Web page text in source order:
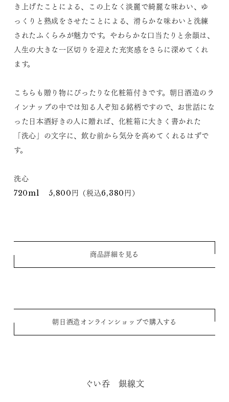
き上げたことによる、この上なく淡麗で綺麗な味わい、ゆ
っくりと熟成をさせたことによる、滑らかな味わいと洗練
されたふくらみが魅力です。やわらかな口当たりと余韻は、
人生の大きな一区切りを迎えた充実感をさらに深めてくれ
ます。
こちらも贈り物にぴったりな化粧箱付きです。朝日酒造のラ
インナップの中では知る人ぞ知る銘柄ですので、お世話にな
った日本酒好きの人に贈れば、化粧箱に大きく書かれた
「洗心」の文字に、飲む前から気分を高めてくれるはずで
す。
洗心
720ml 5,800円（税込6,380円）
商品詳細を見る
朝日酒造オンラインショップで購入する
ぐい呑 銀線文